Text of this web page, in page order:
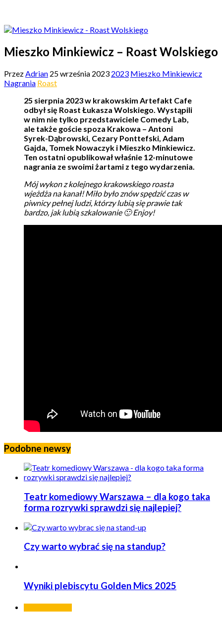
Mieszko Minkiewicz – Roast Wolskiego
PrzezAdrian 25 września 2023 2023 Mieszko Minkiewicz
Nagrania Roast
25 sierpnia 2023 w krakowskim Artefakt Cafe
odbył się Roast Łukasza Wolskiego. Wystąpili
w nim nie tylko przedstawiciele Comedy Lab,
ale także goście spoza Krakowa – Antoni
Syrek-Dąbrowski, Cezary Ponttefski, Adam
Gajda, Tomek Nowaczyk i Mieszko Minkiewicz.
Ten ostatni opublikował właśnie 12-minutowe
nagrania ze swoimi żartami z tego wydarzenia.
Mój wykon z kolejnego krakowskiego roasta
wjeżdża na kanał! Miło było znów spędzić czas w
piwnicy pełnej ludzi, którzy lubią się prawie tak
bardzo, jak lubią szkalowanie 🙂 Enjoy!
Podobne newsy
Teatr komediowy Warszawa – dla kogo taka
forma rozrywki sprawdzi się najlepiej?
Czy warto wybrać się na standup?
Wyniki plebiscytu Golden Mics 2025